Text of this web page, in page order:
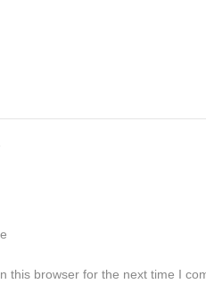
this browser for the next time I